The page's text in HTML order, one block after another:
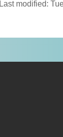
Last modified: